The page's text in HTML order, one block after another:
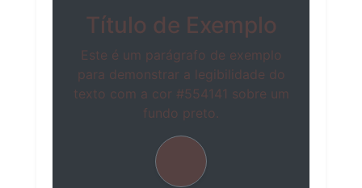
Título de Exemplo
Este é um parágrafo de exemplo
para demonstrar a legibilidade do
texto com a cor #554141 sobre um
fundo preto.